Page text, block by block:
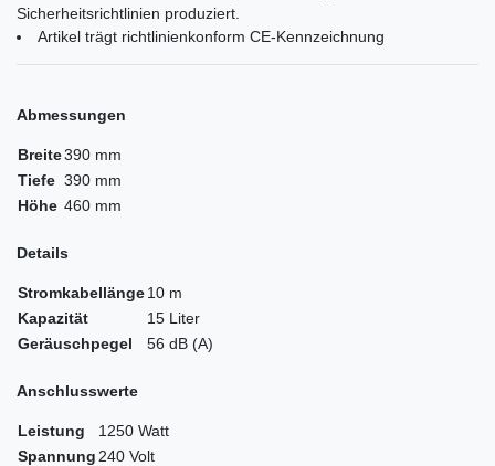
Sicherheitsrichtlinien produziert.
Artikel trägt richtlinienkonform CE-Kennzeichnung
Abmessungen
Breite390 mm
Tiefe 390 mm
Höhe 460 mm
Details
Stromkabellänge10 m
Kapazität
15 Liter
Geräuschpegel
56 dB (A)
Anschlusswerte
Leistung
1250 Watt
Spannung 240 Volt